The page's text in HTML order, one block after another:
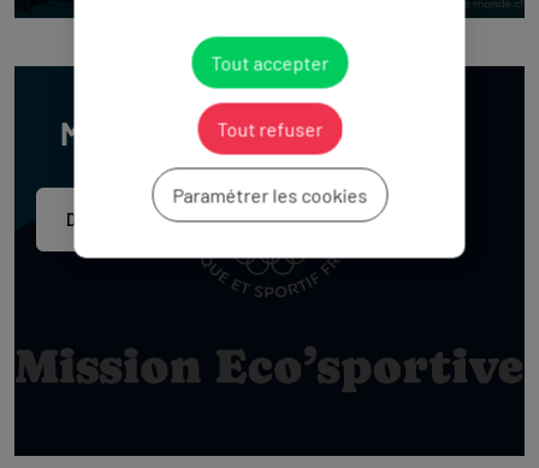
Mission Eco’Sportive
Découvrir
Tout accepter
Tout refuser
Paramétrer les cookies